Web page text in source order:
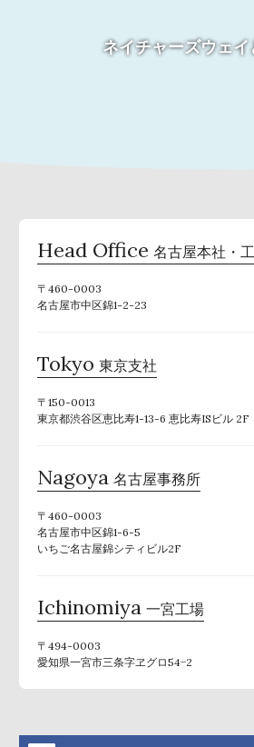
ネイチャーズウェイ
Head Office 名古屋本社・
〒460-0003
名古屋市中区錦1-2-23
Tokyo 東京支社
〒150-0013
東京都渋谷区恵比寿1-13-6 恵比寿ISビル 2F
Nagoya 名古屋事務所
〒460-0003
名古屋市中区錦1-6-5
いちご名古屋錦シティビル2F
Ichinomiya 一宮工場
〒494-0003
愛知県一宮市三条字ヱグロ54−2